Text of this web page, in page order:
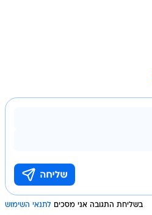
בשליחת התגובה אני מסכים לתנאי השימוש